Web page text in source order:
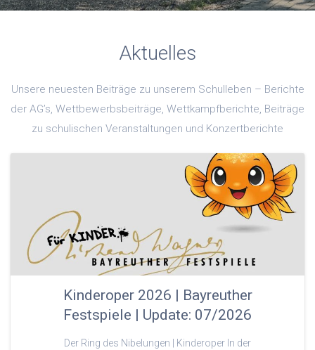
Aktuelles
Unsere neuesten Beiträge zu unserem Schulleben – Berichte
der AG’s, Wettbewerbsbeiträge, Wettkampfberichte, Beiträge
zu schulischen Veranstaltungen und Konzertberichte
Kinderoper 2026 | Bayreuther
Festspiele | Update: 07/2026
Der Ring des Nibelungen | Kinderoper In der